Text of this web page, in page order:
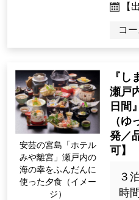
【
コ
安芸の宮島「ホテル
みや離宮」瀬戸内の
海の幸をふんだんに
使った夕食（イメー
ジ）
『
瀬戸
日間
（
発／
可】
３
時